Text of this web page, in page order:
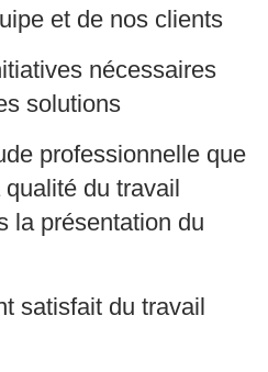
et de nos clients
nécessaires
solutions
professionnelle que
du travail
la présentation du
satisfait du travail